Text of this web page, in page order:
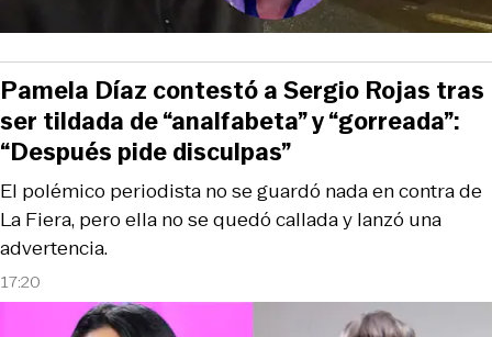
17:20
El polémico periodista no se guardó nada en contra de
La Fiera, pero ella no se quedó callada y lanzó una
advertencia.
Pamela Díaz contestó a Sergio Rojas tras
ser tildada de “analfabeta” y “gorreada”:
“Después pide disculpas”